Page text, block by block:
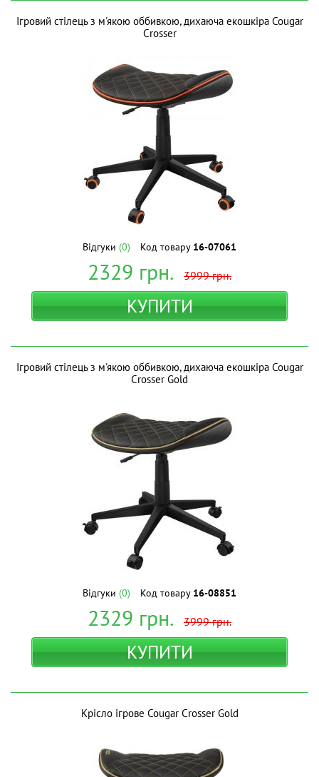
Ігровий стілець з м'якою оббивкою, дихаюча екошкіра Cougar
Crosser
Відгуки (0) Код товару 16-07061
2329 грн. 3999грн.
КУПИТИ
Ігровий стілець з м'якою оббивкою, дихаюча екошкіра Cougar
Crosser Gold
Відгуки (0) Код товару 16-08851
2329 грн. 3999грн.
КУПИТИ
Крісло ігрове Cougar Crosser Gold